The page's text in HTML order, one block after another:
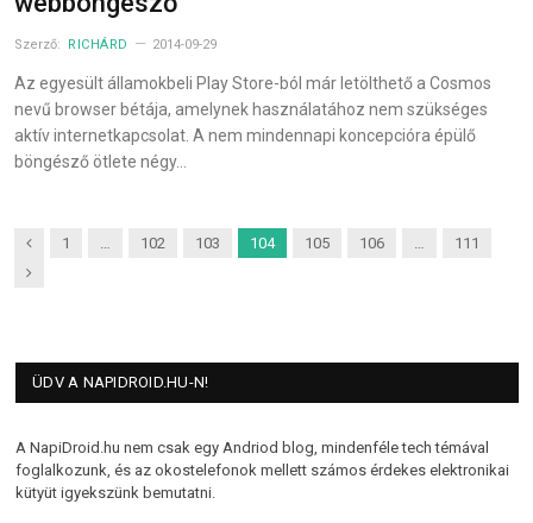
Szerző: RICHÁRD 2014-09-29
Az egyesült államokbeli Play Store-ból már letölthető a Cosmos
nevű browser bétája, amelynek használatához nem szükséges
aktív internetkapcsolat. A nem mindennapi koncepcióra épülő
böngésző ötlete négy…
Previous
1 102 103 104 105 106
111
Next
ÜDV A NAPIDROID.HU-N!
A NapiDroid.hu nem csak egy Andriod blog, mindenféle tech témával
foglalkozunk, és az okostelefonok mellett számos érdekes elektronikai
kütyüt igyekszünk bemutatni.